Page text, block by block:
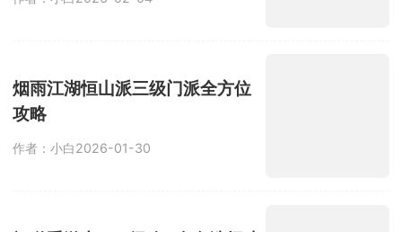
烟雨江湖恒山派三级门派全方位
攻略
作者：小白2026-01-30